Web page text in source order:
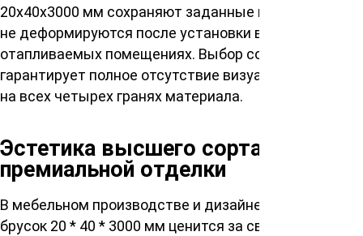
20х40х3000 мм сохраняют заданные параметры и
не деформируются после установки в
отапливаемых помещениях. Выбор сорта Экстра
гарантирует полное отсутствие визуальных пороков
на всех четырех гранях материала.
Эстетика высшего сорта для
премиальной отделки
В мебельном производстве и дизайне интерьеров
брусок 20 * 40 * 3000 мм ценится за свою